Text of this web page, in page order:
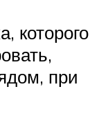
которого
при